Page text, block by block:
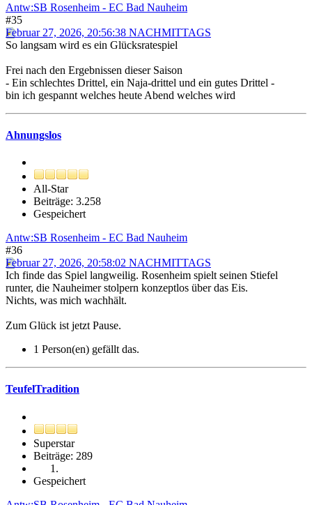
Antw:SB Rosenheim - EC Bad Nauheim
#35
Februar 27, 2026, 20:56:38 NACHMITTAGS
So langsam wird es ein Glücksratespiel
Frei nach den Ergebnissen dieser Saison
- Ein schlechtes Drittel, ein Naja-drittel und ein gutes Drittel -
bin ich gespannt welches heute Abend welches wird
Ahnungslos
All-Star
Beiträge: 3.258
Gespeichert
Antw:SB Rosenheim - EC Bad Nauheim
#36
Februar 27, 2026, 20:58:02 NACHMITTAGS
Ich finde das Spiel langweilig. Rosenheim spielt seinen Stiefel
runter, die Nauheimer stolpern konzeptlos über das Eis.
Nichts, was mich wachhält.
Zum Glück ist jetzt Pause.
1 Person(en) gefällt das.
TeufelTradition
Superstar
Beiträge: 289
Gespeichert